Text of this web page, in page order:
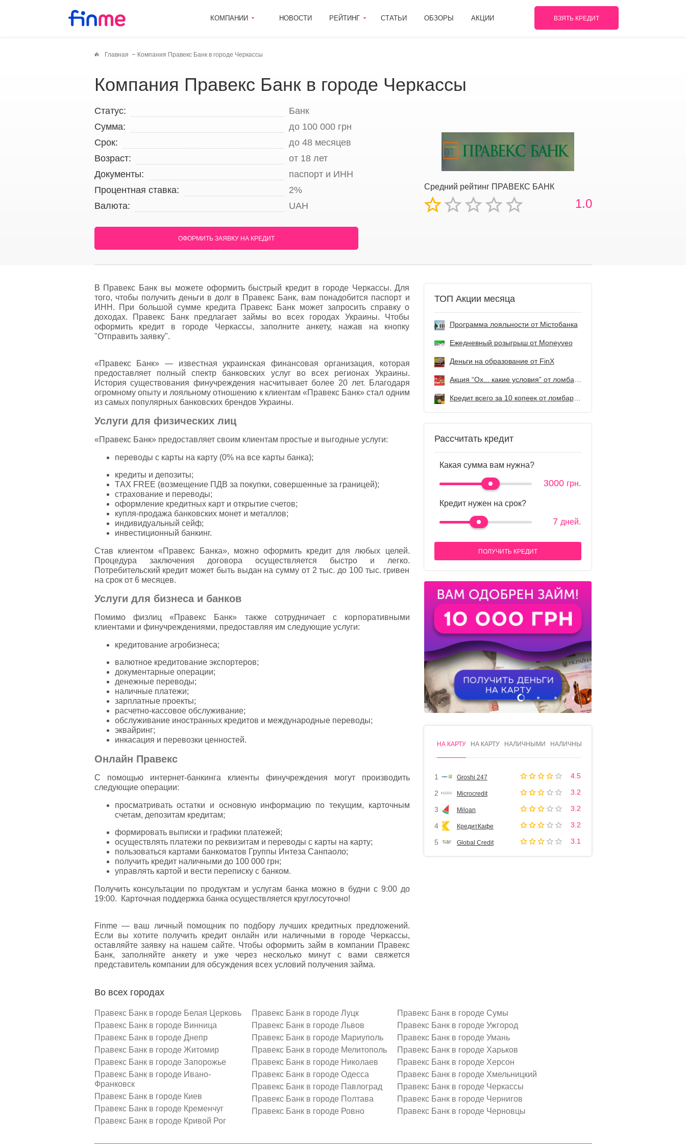
КОМПАНИИ НОВОСТИ РЕЙТИНГ СТАТЬИ ОБЗОРЫ АКЦИИ ВЗЯТЬ КРЕДИТ
Главная Компания Правекс Банк в городе Черкассы
Компания Правекс Банк в городе Черкассы
Средний рейтинг ПРАВЕКС БАНК
1.0
Статус:
Банк
Сумма:
до 100 000 грн
Срок:
до 48 месяцев
Возраст:
от 18 лет
Документы:
паспорт и ИНН
Процентная ставка:
2%
Валюта:
UAH
ОФОРМИТЬ ЗАЯВКУ НА КРЕДИТ
В Правекс Банк вы можете оформить быстрый кредит в городе Черкассы. Для
того, чтобы получить деньги в долг в Правекс Банк, вам понадобится паспорт и
ИНН. При большой сумме кредита Правекс Банк может запросить справку о
доходах. Правекс Банк предлагает займы во всех городах Украины. Чтобы
оформить кредит в городе Черкассы, заполните анкету, нажав на кнопку
"Отправить заявку".
«Правекс Банк» — известная украинская финансовая организация, которая
предоставляет полный спектр банковских услуг во всех регионах Украины.
История существования финучреждения насчитывает более 20 лет. Благодаря
огромному опыту и лояльному отношению к клиентам «Правекс Банк» стал одним
из самых популярных банковских брендов Украины.
Услуги для физических лиц
«Правекс Банк» предоставляет своим клиентам простые и выгодные услуги:
переводы с карты на карту (0% на все карты банка);
кредиты и депозиты;
ТAX FREE (возмещение ПДВ за покупки, совершенные за границей);
страхование и переводы;
оформление кредитных карт и открытие счетов;
купля-продажа банковских монет и металлов;
индивидуальный сейф;
инвестиционный банкинг.
Став клиентом «Правекс Банка», можно оформить кредит для любых целей.
Процедура заключения договора осуществляется быстро и легко.
Потребительский кредит может быть выдан на сумму от 2 тыс. до 100 тыс. гривен
на срок от 6 месяцев.
Услуги для бизнеса и банков
Помимо физлиц «Правекс Банк» также сотрудничает с корпоративными
клиентами и финучреждениями, предоставляя им следующие услуги:
кредитование агробизнеса;
валютное кредитование экспортеров;
документарные операции;
денежные переводы;
наличные платежи;
зарплатные проекты;
расчетно-кассовое обслуживание;
обслуживание иностранных кредитов и международные переводы;
эквайринг;
инкасация и перевозки ценностей.
Онлайн Правекс
С помощью интернет-банкинга клиенты финучреждения могут производить
следующие операции:
просматривать остатки и основную информацию по текущим, карточным
счетам, депозитам кредитам;
формировать выписки и графики платежей;
осуществлять платежи по реквизитам и переводы с карты на карту;
пользоваться картами банкоматов Группы Интеза Санпаоло;
получить кредит наличными до 100 000 грн;
управлять картой и вести переписку с банком.
Получить консультации по продуктам и услугам банка можно в будни с 9:00 до
19:00. Карточная поддержка банка осуществляется круглосуточно!
Finme — ваш личный помощник по подбору лучших кредитных предложений.
Если вы хотите получить кредит онлайн или наличными в городе Черкассы,
оставляйте заявку на нашем сайте. Чтобы оформить займ в компании Правекс
Банк, заполняйте анкету и уже через несколько минут с вами свяжется
представитель компании для обсуждения всех условий получения займа.
ТОП Акции месяца
Программа лояльности от Містобанка
Ежедневный розыгрыш от Мoneyveo
Деньги на образование от FinX
Кредит всего за 10 копеек от ломбарда Первый
Рассчитать кредит
Какая сумма вам нужна?
3000 грн.
Кредит нужен на срок?
7 дней.
ПОЛУЧИТЬ КРЕДИТ
1 2 3 4
НА КАРТУ НА КАРТУ НАЛИЧНЫМИ НАЛИЧНЫМИ
1 Groshi 247 4.5
2 Microcredit 3.2
3 Miloan 3.2
4 КредитКафе 3.2
5 Global Credit 3.1
Во всех городах
Правекс Банк в городе Белая Церковь
Правекс Банк в городе Винница
Правекс Банк в городе Днепр
Правекс Банк в городе Житомир
Правекс Банк в городе Запорожье
Правекс Банк в городе Ивано-
Франковск
Правекс Банк в городе Киев
Правекс Банк в городе Кременчуг
Правекс Банк в городе Кривой Рог
Правекс Банк в городе Луцк
Правекс Банк в городе Львов
Правекс Банк в городе Мариуполь
Правекс Банк в городе Мелитополь
Правекс Банк в городе Николаев
Правекс Банк в городе Одесса
Правекс Банк в городе Павлоград
Правекс Банк в городе Полтава
Правекс Банк в городе Ровно
Правекс Банк в городе Сумы
Правекс Банк в городе Ужгород
Правекс Банк в городе Умань
Правекс Банк в городе Харьков
Правекс Банк в городе Херсон
Правекс Банк в городе Хмельницкий
Правекс Банк в городе Черкассы
Правекс Банк в городе Чернигов
Правекс Банк в городе Черновцы